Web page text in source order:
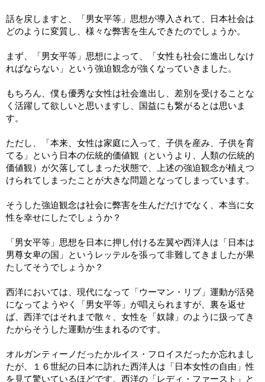
話を戻しますと、「男女平等」思想が導入されて、日本社会は
どのように変質し、様々な弊害を生んできたのでしょうか。
まず、「男女平等」思想によって、「女性も社会に進出しなけ
ればならない」という強迫観念が強くなっていきました。
もちろん、僕も優秀な女性は社会進出し、差別を受けることな
く活躍して欲しいと思いますし、国益にも繋がるとは思いま
す。
ただし、「本来、女性は家庭に入って、子供を産み、子供を育
てる」という日本の伝統的価値観（というより、人類の伝統的
価値観）が欠落してしまった状態で、上述の強迫観念が植えつ
けられてしまったことが大きな問題となってしまっています。
そうした強迫観念は社会に弊害を生んだだけでなく、本当に女
性を幸せにしたでしょうか？
「男女平等」思想を日本に押し付ける左翼や西洋人は「日本は
男尊女卑の国」というレッテルを張って非難してきましたが果
たしてそうでしょうか？
西洋においては、現代になって「ウーマン・リブ」運動が活発
になってようやく「男女平等」が唱えられますが、裏を返せ
ば、西洋ではそれまで散々、女性を「奴隷」のように扱ってき
たからそうした運動が生まれるのです。
オルガンティーノだったかルイス・フロイスだったか忘れまし
たが、１６世紀の日本に訪れた西洋人は「日本女性の自由」性
を見て驚いているほどです。西洋の「レディ・ファースト」と